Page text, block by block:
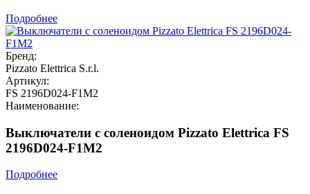
Подробнее
Бренд:
Pizzato Elettrica S.r.l.
Артикул:
FS 2196D024-F1M2
Наименование:
Выключатели с соленоидом Pizzato Elettrica FS
2196D024-F1M2
Подробнее